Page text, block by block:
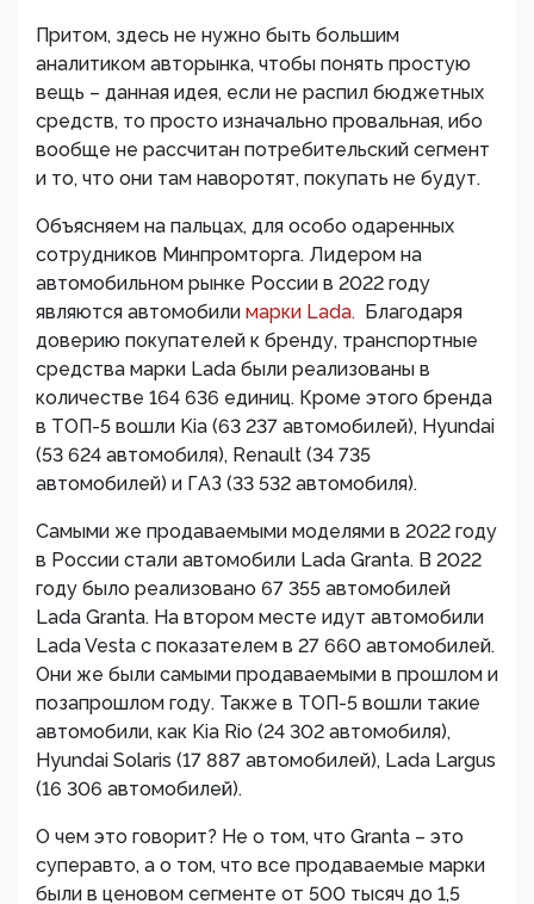
Притом, здесь не нужно быть большим
аналитиком авторынка, чтобы понять простую
вещь – данная идея, если не распил бюджетных
средств, то просто изначально провальная, ибо
вообще не рассчитан потребительский сегмент
и то, что они там наворотят, покупать не будут.
Объясняем на пальцах, для особо одаренных
сотрудников Минпромторга. Лидером на
автомобильном рынке России в 2022 году
являются автомобили марки Lada. Благодаря
доверию покупателей к бренду, транспортные
средства марки Lada были реализованы в
количестве 164 636 единиц. Кроме этого бренда
в ТОП-5 вошли Kia (63 237 автомобилей), Hyundai
(53 624 автомобиля), Renault (34 735
автомобилей) и ГАЗ (33 532 автомобиля).
Самыми же продаваемыми моделями в 2022 году
в России стали автомобили Lada Granta. В 2022
году было реализовано 67 355 автомобилей
Lada Granta. На втором месте идут автомобили
Lada Vesta с показателем в 27 660 автомобилей.
Они же были самыми продаваемыми в прошлом и
позапрошлом году. Также в ТОП-5 вошли такие
автомобили, как Kia Rio (24 302 автомобиля),
Hyundai Solaris (17 887 автомобилей), Lada Largus
(16 306 автомобилей).
О чем это говорит? Не о том, что Granta – это
суперавто, а о том, что все продаваемые марки
были в ценовом сегменте от 500 тысяч до 1,5